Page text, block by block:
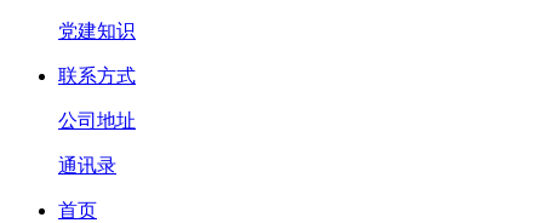
党建知识
联系方式
公司地址
通讯录
首页